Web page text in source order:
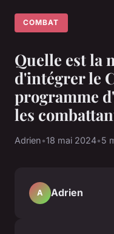
COMBAT
Quelle est la
d'intégrer le
programme
les
Adrien•18 mai 2024•5
A Adrien